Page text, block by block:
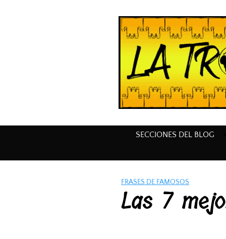
SECCIONES DEL BLOG
FRASES DE FAMOSOS
Las 7